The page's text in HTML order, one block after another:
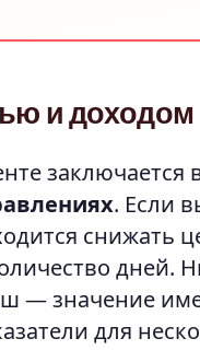
и доходом
заключается
. Если
снижать
дней.
— значение
для